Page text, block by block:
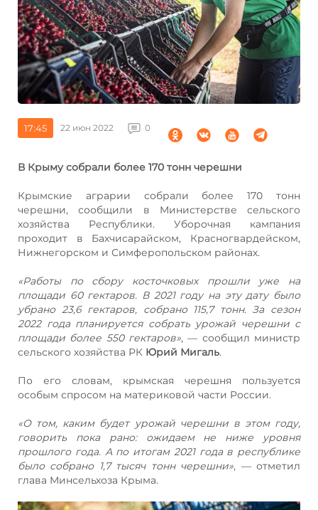
17:45 22 июн 2022 0
В Крыму собрали более 170 тонн черешни
Крымские аграрии собрали более 170 тонн
черешни, сообщили в Министерстве сельского
хозяйства Республики. Уборочная кампания
проходит в Бахчисарайском, Красногвардейском,
Нижнегорском и Симферопольском районах.
«Работы по сбору косточковых прошли уже на
площади 60 гектаров. В 2021 году на эту дату было
убрано 23,6 гектаров, собрано 115,7 тонн. За сезон
2022 года планируется собрать урожай черешни с
площади более 550 гектаров», — сообщил министр
сельского хозяйства РК Юрий Мигаль.
По его словам, крымская черешня пользуется
особым спросом на материковой части России.
«О том, каким будет урожай черешни в этом году,
говорить пока рано: ожидаем не ниже уровня
прошлого года. А по итогам 2021 года в республике
было собрано 1,7 тысяч тонн черешни», — отметил
глава Минсельхоза Крыма.